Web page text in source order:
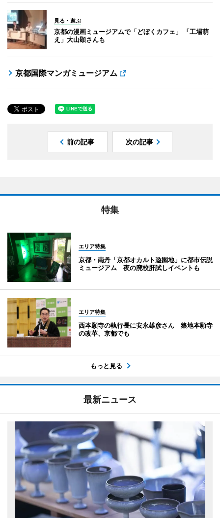
見る・遊ぶ
京都の漫画ミュージアムで「どぼくカフェ」 「工場萌
え」大山顕さんも
京都国際マンガミュージアム
前の記事 次の記事
特集
エリア特集
京都・南丹「京都オカルト遊園地」に都市伝説
ミュージアム 夜の廃校肝試しイベントも
エリア特集
西本願寺の執行長に安永雄彦さん 築地本願寺
の改革、京都でも
もっと見る
最新ニュース